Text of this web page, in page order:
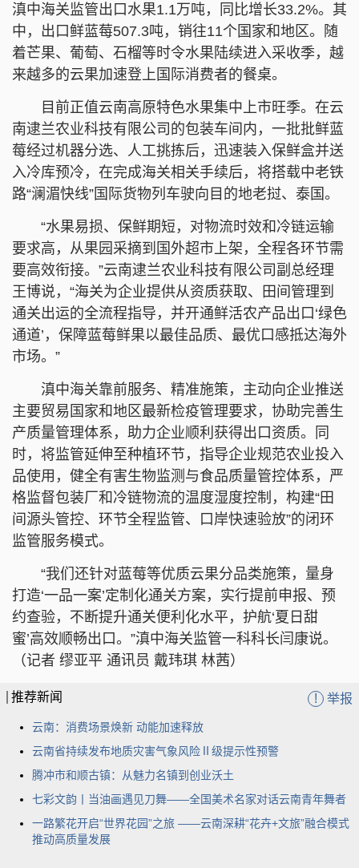
滇中海关监管出口水果1.1万吨，同比增长33.2%。其
中，出口鲜蓝莓507.3吨，销往11个国家和地区。随
着芒果、葡萄、石榴等时令水果陆续进入采收季，越
来越多的云果加速登上国际消费者的餐桌。
目前正值云南高原特色水果集中上市旺季。在云
南逮兰农业科技有限公司的包装车间内，一批批鲜蓝
莓经过机器分选、人工挑拣后，迅速装入保鲜盒并送
入冷库预冷，在完成海关相关手续后，将搭载中老铁
路“澜湄快线”国际货物列车驶向目的地老挝、泰国。
“水果易损、保鲜期短，对物流时效和冷链运输
要求高，从果园采摘到国外超市上架，全程各环节需
要高效衔接。”云南逮兰农业科技有限公司副总经理
王博说，“海关为企业提供从资质获取、田间管理到
通关出运的全流程指导，并开通鲜活农产品出口‘绿色
通道’，保障蓝莓鲜果以最佳品质、最优口感抵达海外
市场。”
滇中海关靠前服务、精准施策，主动向企业推送
主要贸易国家和地区最新检疫管理要求，协助完善生
产质量管理体系，助力企业顺利获得出口资质。同
时，将监管延伸至种植环节，指导企业规范农业投入
品使用，健全有害生物监测与食品质量管控体系，严
格监督包装厂和冷链物流的温度湿度控制，构建“田
间源头管控、环节全程监管、口岸快速验放”的闭环
监管服务模式。
“我们还针对蓝莓等优质云果分品类施策，量身
打造‘一品一案’定制化通关方案，实行提前申报、预
约查验，不断提升通关便利化水平，护航‘夏日甜
蜜’高效顺畅出口。”滇中海关监管一科科长闫康说。
（记者 缪亚平 通讯员 戴玮琪 林茜）
推荐新闻 ! 举报
云南：消费场景焕新 动能加速释放
云南省持续发布地质灾害气象风险Ⅱ级提示性预警
腾冲市和顺古镇：从魅力名镇到创业沃土
七彩文韵丨当油画遇见刀舞——全国美术名家对话云南青年舞者
一路繁花开启“世界花园”之旅 ——云南深耕“花卉+文旅”融合模式
推动高质量发展